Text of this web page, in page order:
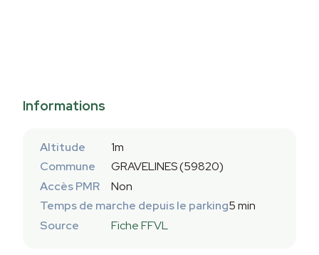
Informations
Altitude
1m
Commune
GRAVELINES (59820)
Accès PMR
Non
Temps de marche depuis le parking5 min
Source
Fiche FFVL